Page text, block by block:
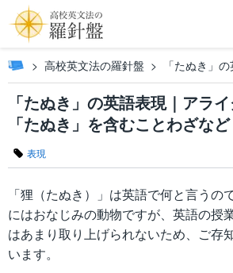
高校英文法の羅針盤 「たぬき」
「たぬき」の英語表現｜アラ
「たぬき」を含むことわざなど
表現
「狸（たぬき）」は英語で何と言うの
にはおなじみの動物ですが、英語の授
はあまり取り上げられないため、ご存
います。